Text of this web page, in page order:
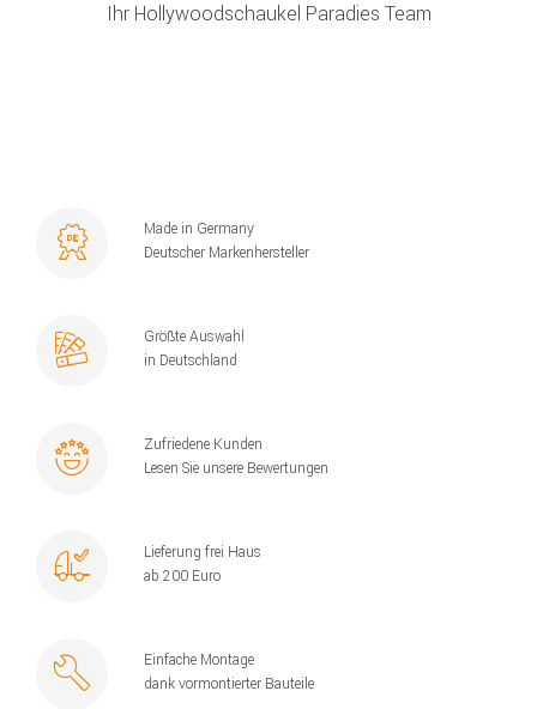
Ihr Hollywoodschaukel Paradies Team
Made in Germany
Deutscher Markenhersteller
Größte Auswahl
in Deutschland
Zufriedene Kunden
Lesen Sie unsere Bewertungen
Lieferung frei Haus
ab 200 Euro
Einfache Montage
dank vormontierter Bauteile